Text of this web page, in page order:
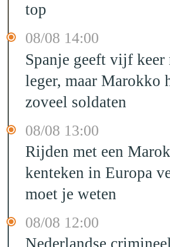
top
08/08 14:00
Spanje geeft vijf keer
leger, maar Marokko
zoveel soldaten
08/08 13:00
Rijden met een
kenteken in Europa
moet je weten
08/08 12:00